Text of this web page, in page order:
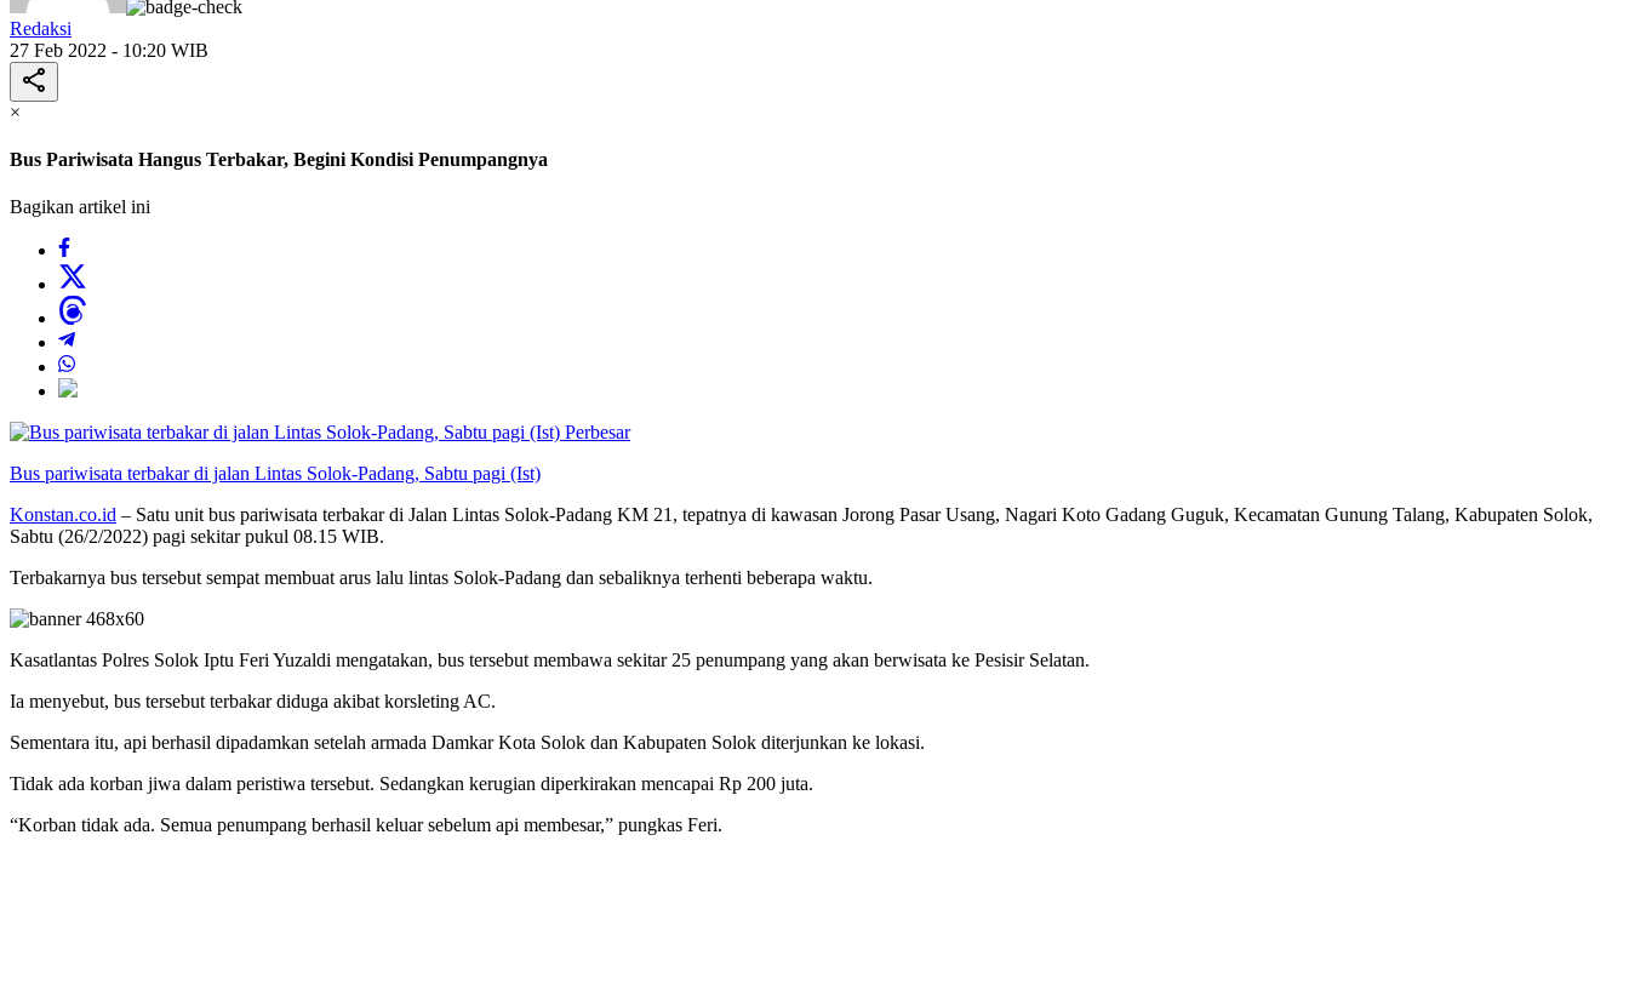
Redaksi
27 Feb 2022 - 10:20 WIB
×
Bus Pariwisata Hangus Terbakar, Begini Kondisi Penumpangnya
Bagikan artikel ini
Perbesar
Bus pariwisata terbakar di jalan Lintas Solok-Padang, Sabtu pagi (Ist)
Konstan.co.id – Satu unit bus pariwisata terbakar di Jalan Lintas Solok-Padang KM 21, tepatnya di kawasan Jorong Pasar Usang, Nagari Koto Gadang Guguk, Kecamatan Gunung Talang, Kabupaten Solok,
Sabtu (26/2/2022) pagi sekitar pukul 08.15 WIB.
Terbakarnya bus tersebut sempat membuat arus lalu lintas Solok-Padang dan sebaliknya terhenti beberapa waktu.
Kasatlantas Polres Solok Iptu Feri Yuzaldi mengatakan, bus tersebut membawa sekitar 25 penumpang yang akan berwisata ke Pesisir Selatan.
Ia menyebut, bus tersebut terbakar diduga akibat korsleting AC.
Sementara itu, api berhasil dipadamkan setelah armada Damkar Kota Solok dan Kabupaten Solok diterjunkan ke lokasi.
Tidak ada korban jiwa dalam peristiwa tersebut. Sedangkan kerugian diperkirakan mencapai Rp 200 juta.
“Korban tidak ada. Semua penumpang berhasil keluar sebelum api membesar,” pungkas Feri.